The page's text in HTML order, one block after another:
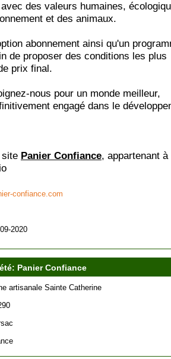
des valeurs humaines,
et des animaux.
abonnement ainsi qu'un
de proposer des conditions les plus
prix final.
nous pour un monde meilleur,
engagé dans le
Panier Confiance, appartenant à
confiance.com
2020
Panier Confiance
artisanale Sainte Catherine